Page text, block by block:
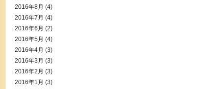
2016年8月 (4)
2016年7月 (4)
2016年6月 (2)
2016年5月 (4)
2016年4月 (3)
2016年3月 (3)
2016年2月 (3)
2016年1月 (3)